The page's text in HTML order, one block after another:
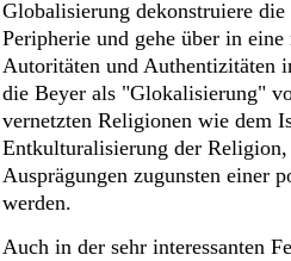
Globalisierung dekonstruiere
Peripherie und gehe über in
Autoritäten und Authentizitäten
die Beyer als "Glokalisierung"
vernetzten Religionen wie dem
Entkulturalisierung der
Ausprägungen zugunsten einer
werden.
Auch in der sehr interessanten